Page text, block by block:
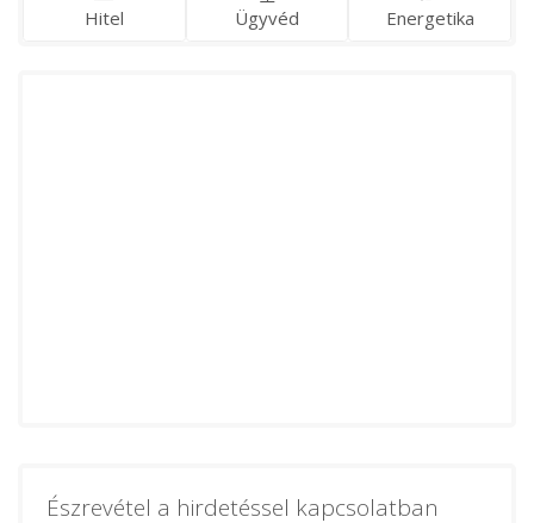
Hitel Ügyvéd Energetika
Észrevétel a hirdetéssel kapcsolatban